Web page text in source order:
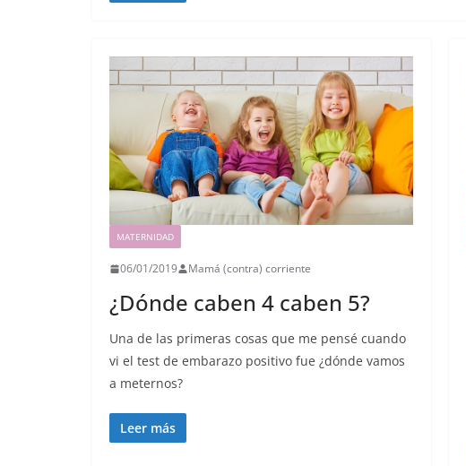
MATERNIDAD
06/01/2019 Mamá (contra) corriente
¿Dónde caben 4 caben 5?
Una de las primeras cosas que me pensé cuando
vi el test de embarazo positivo fue ¿dónde vamos
a meternos?
Leer más